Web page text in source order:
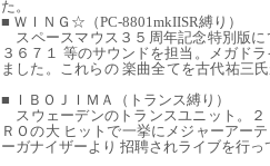
た。
■ ＷＩＮＧ☆（PC-8801mkIISR縛り）
スペースマウス３５周年記念特別版
３６７１ 等のサウンドを担当。メガド
ました。これらの 楽曲全てを古代祐三
■ ＩＢＯＪＩＭＡ（トランス縛り）
スウェーデンのトランスユニット。
ＲＯの大 ヒットで一挙にメジャーアー
ーガナイザーより 招聘されライブを行っ